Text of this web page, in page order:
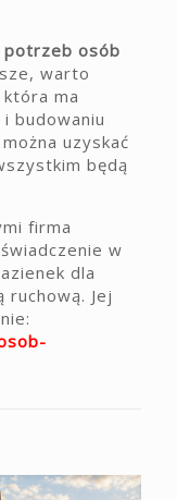
potrzeb osób
warto
ma
budowaniu
uzyskać
będą
firma
w
dla
ruchową. Jej